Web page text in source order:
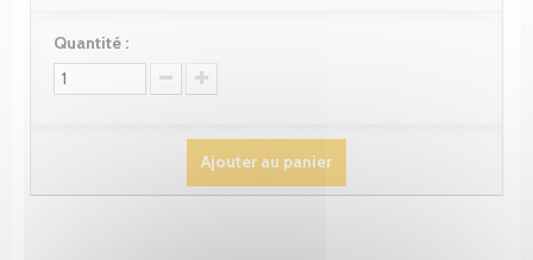
Quantité :
Ajouter au panier